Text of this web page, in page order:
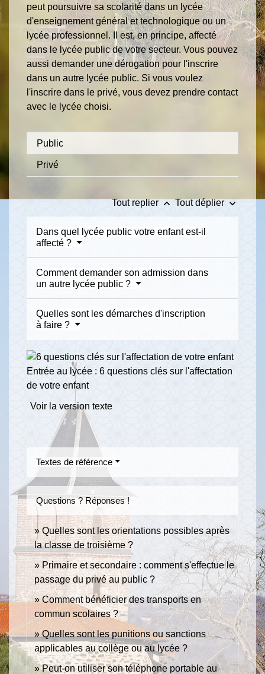
peut poursuivre sa scolarité dans un lycée
d'enseignement général et technologique ou un
lycée professionnel. Il est, en principe, affecté
dans le lycée public de votre secteur. Vous pouvez
aussi demander une dérogation pour l'inscrire
dans un autre lycée public. Si vous voulez
l'inscrire dans le privé, vous devez prendre contact
avec le lycée choisi.
Public
Privé
Tout replierkeyboard_arrow_up Tout déplierkeyboard_arrow_down
Dans quel lycée public votre enfant est-il
affecté ?
Comment demander son admission dans
un autre lycée public ?
Quelles sont les démarches d'inscription
à faire ?
Entrée au lycée : 6 questions clés sur l'affectation
de votre enfant
Voir la version texte
Textes de référence
Questions ? Réponses !
Quelles sont les orientations possibles après
la classe de troisième ?
Primaire et secondaire : comment s'effectue le
passage du privé au public ?
Comment bénéficier des transports en
commun scolaires ?
Quelles sont les punitions ou sanctions
applicables au collège ou au lycée ?
Peut-on utiliser son téléphone portable au